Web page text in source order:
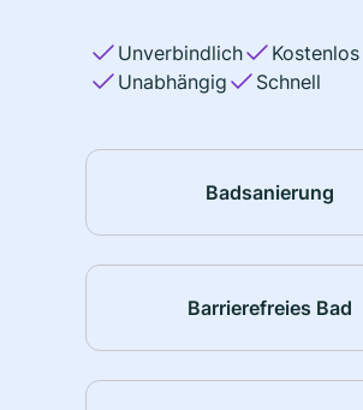
Unverbindlich
Kostenlos
Unabhängig
Schnell
Badsanierung
Barrierefreies Bad